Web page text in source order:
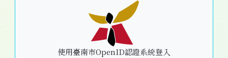
使用臺南市OpenID認證系統登入